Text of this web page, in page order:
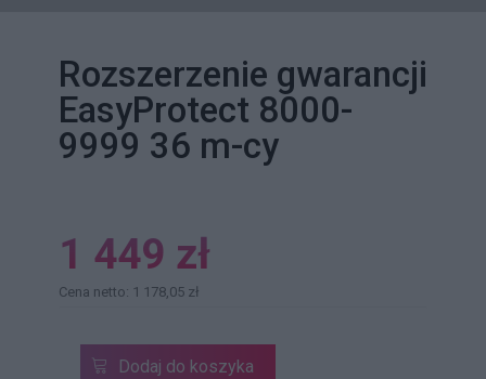
Rozszerzenie gwarancji
EasyProtect 8000-
9999 36 m-cy
1 449 zł
Cena netto: 1 178,05 zł
Dodaj do koszyka